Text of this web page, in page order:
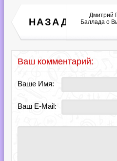
НАЗАД
Шаргин
Половинки
Дмитрий
Баллада о
Ваш комментарий:
Ваше Имя:
Ваш E-Mail: